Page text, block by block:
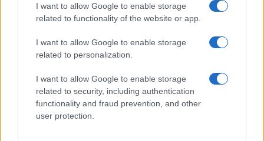
I want to allow Google to enable storage
related to functionality of the website or app.
I want to allow Google to enable storage
related to personalization.
I want to allow Google to enable storage
related to security, including authentication
functionality and fraud prevention, and other
user protection.
meg a mindennapokat
2026.06.14| Android Police
Sok felhasználó külön alkalmazásokra esküszik, pedig az
Android már évek óta olyan intelligens funkciókat kínál,
amelyek maguktól dolgoznak a háttérben.
Ez a rejtett Samsung funkció teljesen
megváltoztatja a mobilhasználatot –
sokan mégsem tudnak róla